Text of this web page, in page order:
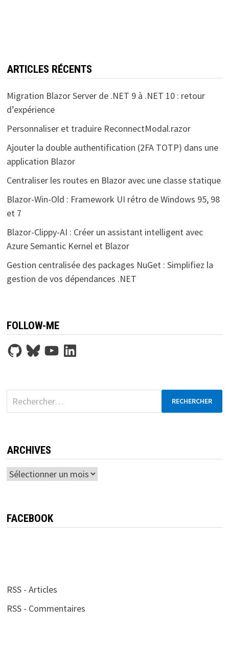
ARTICLES RÉCENTS
Migration Blazor Server de .NET 9 à .NET 10 : retour
d’expérience
Personnaliser et traduire ReconnectModal.razor
Ajouter la double authentification (2FA TOTP) dans une
application Blazor
Centraliser les routes en Blazor avec une classe statique
Blazor-Win-Old : Framework UI rétro de Windows 95, 98
et 7
Blazor-Clippy-AI : Créer un assistant intelligent avec
Azure Semantic Kernel et Blazor
Gestion centralisée des packages NuGet : Simplifiez la
gestion de vos dépendances .NET
FOLLOW-ME
GitHubBlueskyYouTubeLinkedIn
Rechercher :
ARCHIVES
Archives
FACEBOOK
RSS - Articles
RSS - Commentaires